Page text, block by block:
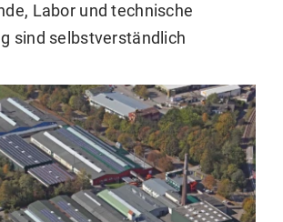
Labor und technische
sind selbstverständlich